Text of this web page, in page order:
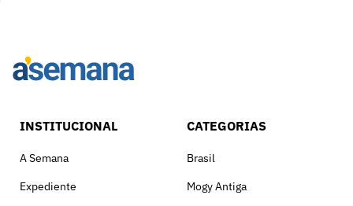
INSTITUCIONAL
A Semana
Expediente
CATEGORIAS
Brasil
Mogy Antiga